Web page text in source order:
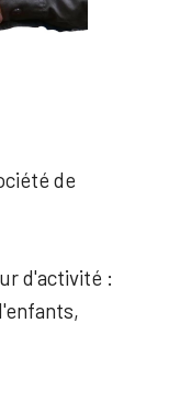
de
d'activité :